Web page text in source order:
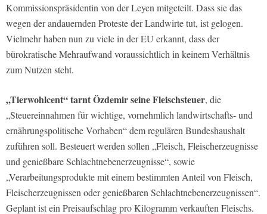
Kommissionspräsidentin von der Leyen mitgeteilt. Dass sie das
wegen der andauernden Proteste der Landwirte tut, ist gelogen.
Vielmehr haben nun zu viele in der EU erkannt, dass der
bürokratische Mehraufwand voraussichtlich in keinem Verhältnis
zum Nutzen steht.
„Tierwohlcent“ tarnt Özdemir seine Fleischsteuer, die
„Steuereinnahmen für wichtige, vornehmlich landwirtschafts- und
ernährungspolitische Vorhaben“ dem regulären Bundeshaushalt
zuführen soll. Besteuert werden sollen „Fleisch, Fleischerzeugnisse
und genießbare Schlachtnebenerzeugnisse“, sowie
„Verarbeitungsprodukte mit einem bestimmten Anteil von Fleisch,
Fleischerzeugnissen oder genießbaren Schlachtnebenerzeugnissen“.
Geplant ist ein Preisaufschlag pro Kilogramm verkauften Fleischs.